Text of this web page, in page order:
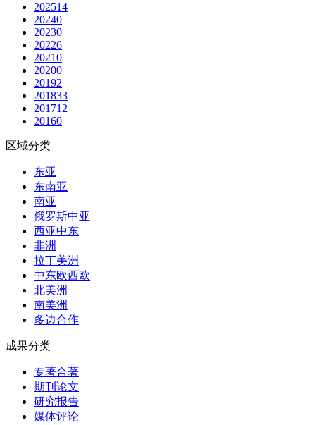
202514
20240
20230
20226
20210
20200
20192
201833
201712
20160
区域分类
东亚
东南亚
南亚
俄罗斯中亚
西亚中东
非洲
拉丁美洲
中东欧西欧
北美洲
南美洲
多边合作
成果分类
专著合著
期刊论文
研究报告
媒体评论